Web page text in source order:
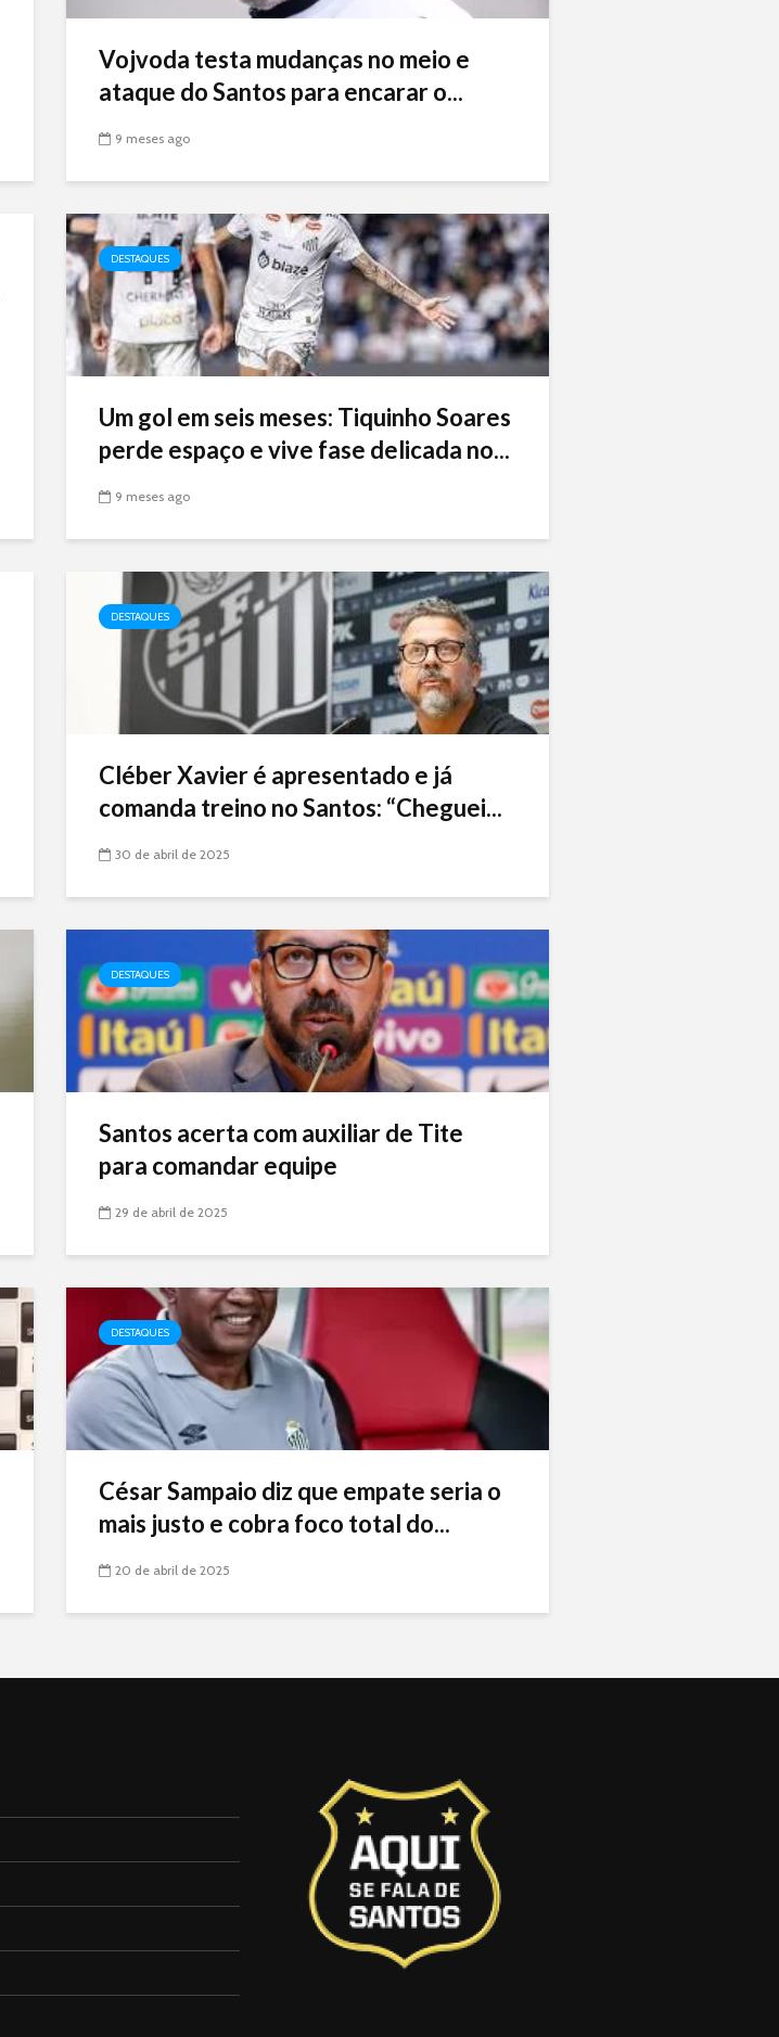
Vojvoda testa mudanças no meio e
ataque do Santos para encarar o...
9 meses ago
DESTAQUES
Um gol em seis meses: Tiquinho Soares
perde espaço e vive fase delicada no...
9 meses ago
DESTAQUES
Cléber Xavier é apresentado e já
comanda treino no Santos: “Cheguei...
30 de abril de 2025
DESTAQUES
Santos acerta com auxiliar de Tite
para comandar equipe
29 de abril de 2025
DESTAQUES
César Sampaio diz que empate seria o
mais justo e cobra foco total do...
20 de abril de 2025